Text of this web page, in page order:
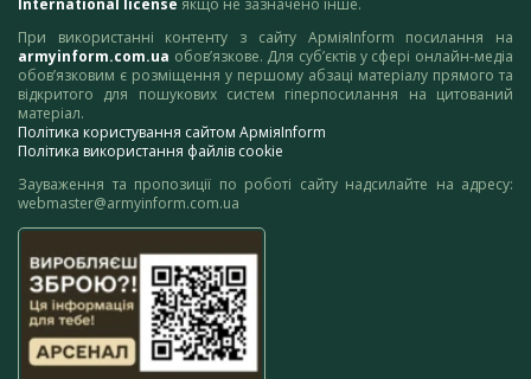
International license якщо не зазначено інше.
При використанні контенту з сайту АрміяInform посилання на
armyinform.com.ua обов’язкове. Для суб’єктів у сфері онлайн-медіа
обов’язковим є розміщення у першому абзаці матеріалу прямого та
відкритого для пошукових систем гіперпосилання на цитований
матеріал.
Політика користування сайтом АрміяInform
Політика використання файлів cookie
Зауваження та пропозиції по роботі сайту надсилайте на адресу:
webmaster@armyinform.com.ua